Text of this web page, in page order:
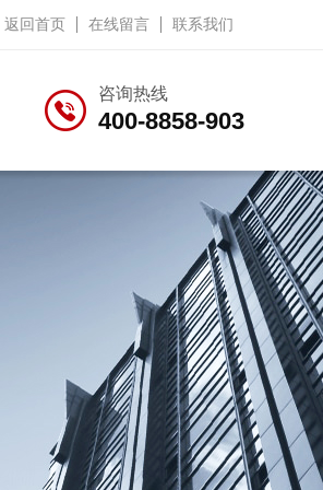
返回首页 在线留言 联系我们
咨询热线
400-8858-903